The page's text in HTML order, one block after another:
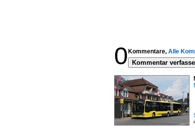
0 Kommentare, Alle
Kommentar